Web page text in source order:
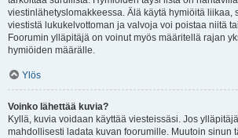
viestinlähetyslomakkeessa. Älä käytä hymiöitä liikaa,
viestistä lukukelvottoman ja valvoja voi poistaa niitä
Foorumin ylläpitäjä on voinut myös määritellä rajan
hymiöiden määrälle.
Ylös
Voinko lähettää kuvia?
Kyllä, kuvia voidaan käyttää viesteissäsi. Jos
mahdollisesti ladata kuvan foorumille. Muutoin sinun